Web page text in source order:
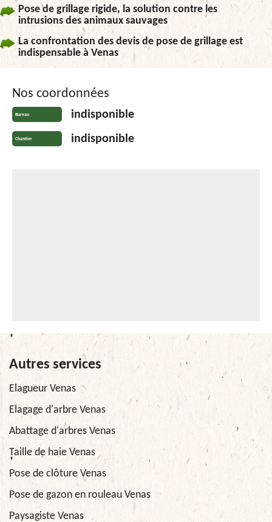
Pose de grillage rigide, la solution contre les
intrusions des animaux sauvages
La confrontation des devis de pose de grillage est
indispensable à Venas
Nos coordonnées
Bureau indisponible
Chantier indisponible
Autres services
Elagueur Venas
Elagage d'arbre Venas
Abattage d'arbres Venas
Taille de haie Venas
Pose de clôture Venas
Pose de gazon en rouleau Venas
Paysagiste Venas